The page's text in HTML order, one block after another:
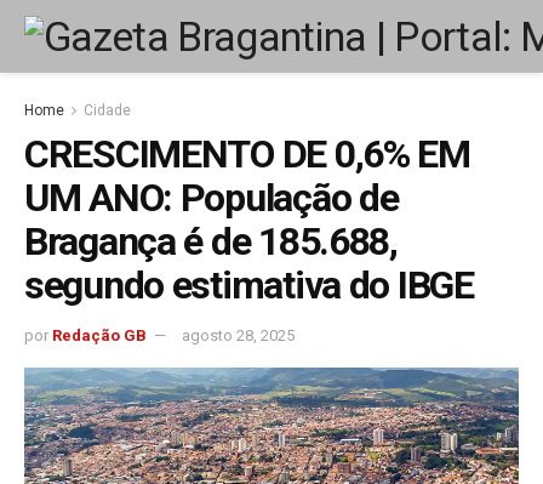
Home Cidade
CRESCIMENTO DE 0,6% EM
UM ANO: População de
Bragança é de 185.688,
segundo estimativa do IBGE
por Redação GB agosto 28, 2025